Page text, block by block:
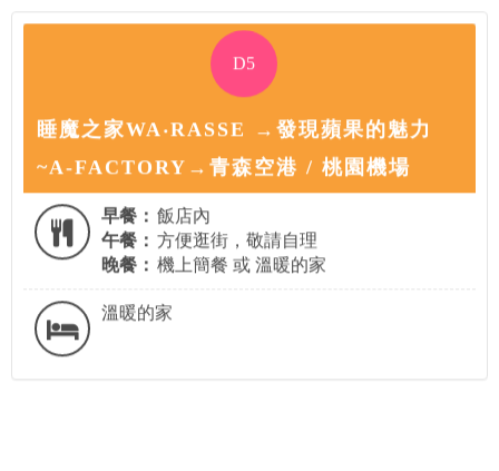
D5
睡魔之家WA‧RASSE →發現蘋果的魅力
~A-FACTORY→青森空港 / 桃園機場
早餐： 飯店內
午餐： 方便逛街，敬請自理
晚餐： 機上簡餐 或 溫暖的家
溫暖的家